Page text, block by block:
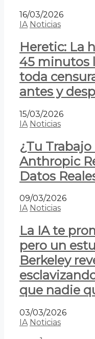
16/03/2026
IA Noticias
Heretic: La
45 minutos
toda
antes y
15/03/2026
IA Noticias
¿Tu Trabajo
Anthropic
Datos
09/03/2026
IA Noticias
La IA te
pero un
Berkeley
que nadie
03/03/2026
IA Noticias